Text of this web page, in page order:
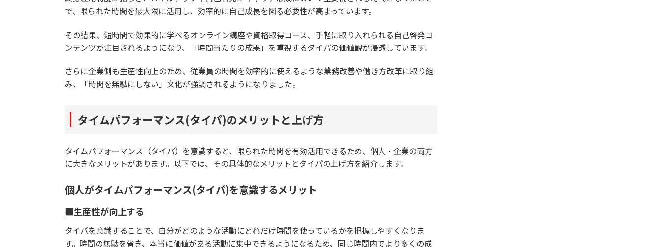
で、限られた時間を最大限に活用し、効率的に自己成長を図る必要性が高まっています。
その結果、短時間で効果的に学べるオンライン講座や資格取得コース、手軽に取り入れられる自己啓発コ
ンテンツが注目されるようになり、「時間当たりの成果」を重視するタイパの価値観が浸透しています。
さらに企業側も生産性向上のため、従業員の時間を効率的に使えるような業務改善や働き方改革に取り組
み、「時間を無駄にしない」文化が強調されるようになりました。
タイムパフォーマンス(タイパ)のメリットと上げ方
タイムパフォーマンス（タイパ）を意識すると、限られた時間を有効活用できるため、個人・企業の両方
に大きなメリットがあります。以下では、その具体的なメリットとタイパの上げ方を紹介します。
個人がタイムパフォーマンス(タイパ)を意識するメリット
■生産性が向上する
タイパを意識することで、自分がどのような活動にどれだけ時間を使っているかを把握しやすくなりま
す。時間の無駄を省き、本当に価値がある活動に集中できるようになるため、同じ時間内でより多くの成